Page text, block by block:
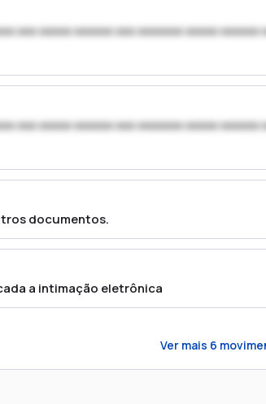
xxx xxxxx xxxxxx xxx xxxxxxx xxxxx xxxxxx
xxx xxxxx xxxxxx xxx xxxxxxx xxxxx xxxxxx
documentos.
a intimação eletrônica
Ver mais 6